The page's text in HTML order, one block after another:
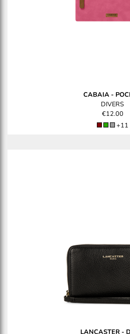
CABAIA-
DIVERS
€12.00
+11
LANCASTER -